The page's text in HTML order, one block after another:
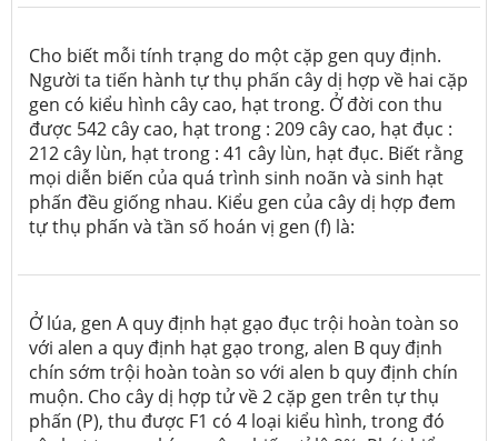
Cho biết mỗi tính trạng do một cặp gen quy định.
Người ta tiến hành tự thụ phấn cây dị hợp về hai cặp
gen có kiểu hình cây cao, hạt trong. Ở đời con thu
được 542 cây cao, hạt trong : 209 cây cao, hạt đục :
212 cây lùn, hạt trong : 41 cây lùn, hạt đục. Biết rằng
mọi diễn biến của quá trình sinh noãn và sinh hạt
phấn đều giống nhau. Kiểu gen của cây dị hợp đem
tự thụ phấn và tần số hoán vị gen (f) là:
Ở lúa, gen A quy định hạt gạo đục trội hoàn toàn so
với alen a quy định hạt gạo trong, alen B quy định
chín sớm trội hoàn toàn so với alen b quy định chín
muộn. Cho cây dị hợp tử về 2 cặp gen trên tự thụ
phấn (P), thu được F1 có 4 loại kiểu hình, trong đó